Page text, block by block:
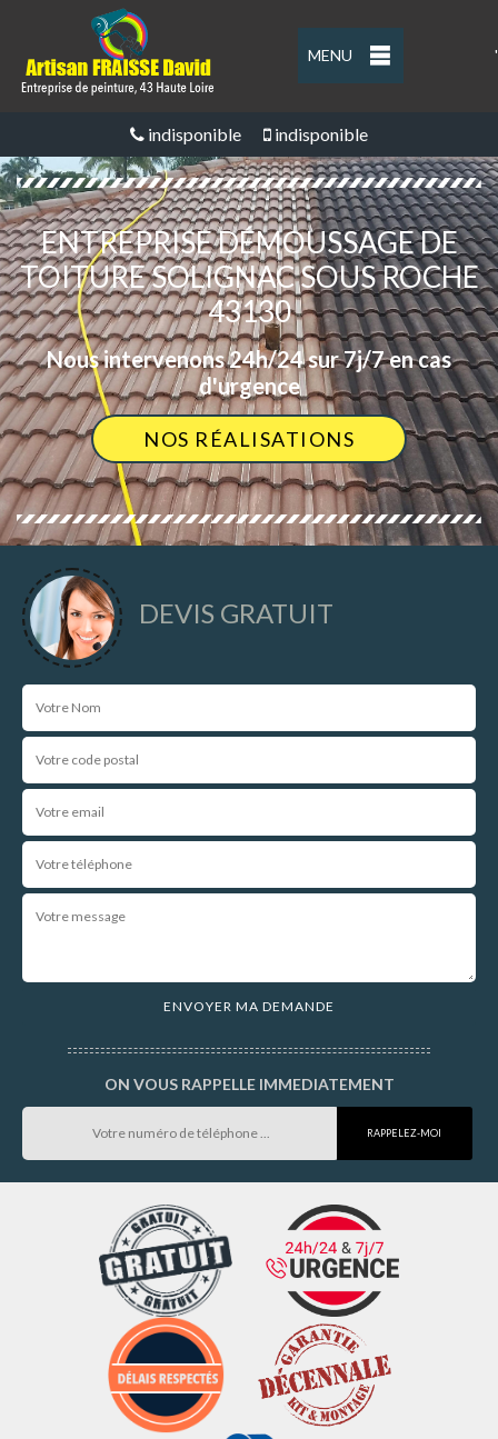
MENU '
indisponible indisponible
ENTREPRISE DÉMOUSSAGE DE
TOITURE SOLIGNAC SOUS ROCHE
43130
Nous intervenons 24h/24 sur 7j/7 en cas
d'urgence
NOS RÉALISATIONS
DEVIS GRATUIT
ON VOUS RAPPELLE IMMEDIATEMENT